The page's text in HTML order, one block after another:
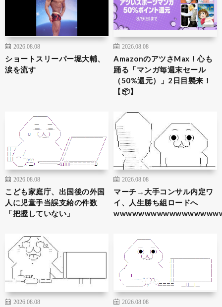
2026.08.08
ショートスリーパー堀大輔、
涙を流す
2026.08.08
AmazonのアツさMax！心も
踊る「マンガ毎週末セール
（50%還元）」2日目襲来！
【📦】
2026.08.08
こども家庭庁、出国後の外国
人に児童手当誤支給の件数
「把握していない」
2026.08.08
マーチ→大手コンサル内定ワ
イ、人生勝ち組ロードへ
2026.08.08 2026.08.08